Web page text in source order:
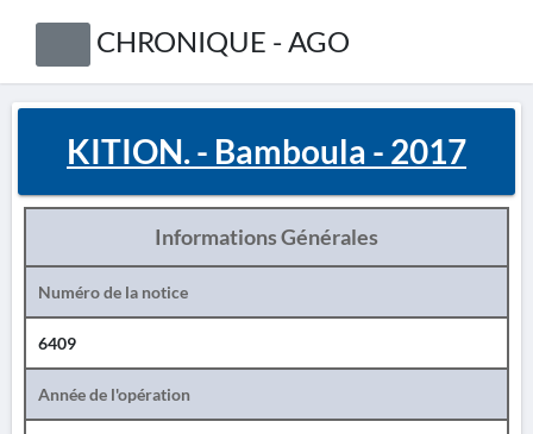
CHRONIQUE - AGO
KITION. - Bamboula - 2017
Informations Générales
Numéro de la notice
6409
Année de l'opération